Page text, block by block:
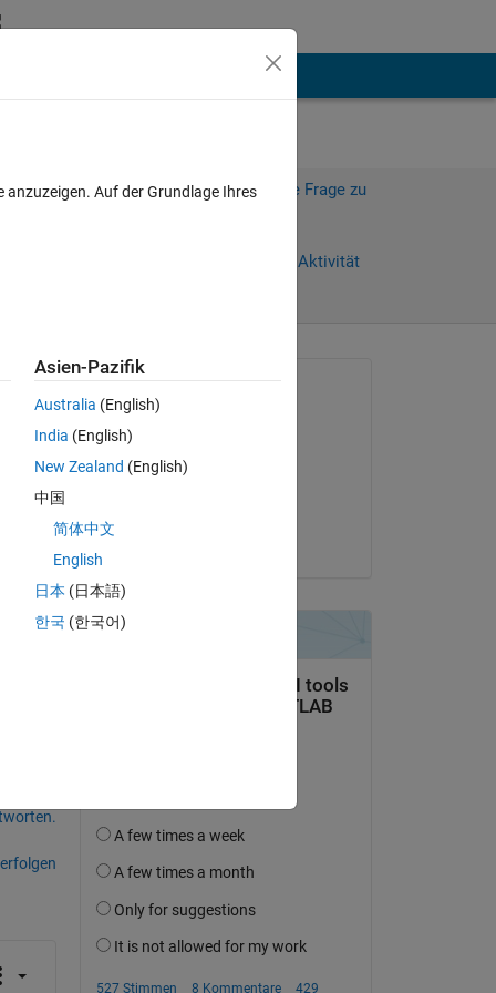
Melden Sie sich an, um diese Frage zu
Anmelden, um Aktivität
am 23 Feb. 2014
Auf der Grundlage Ihres
Asien-Pazifik
Australia (English)
India (English)
New Zealand (English)
中国
简体中文
English
日本 (日本語)
한국 (한국어)